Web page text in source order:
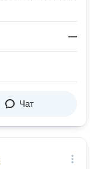
—
Чат